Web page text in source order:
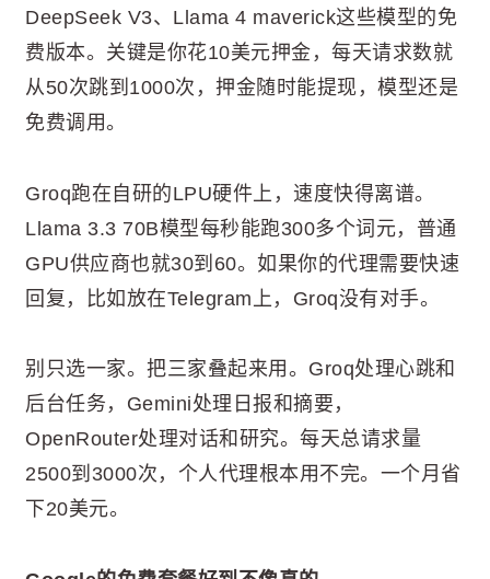
DeepSeek V3、Llama 4 maverick这些模型的免
费版本。关键是你花10美元押金，每天请求数就
从50次跳到1000次，押金随时能提现，模型还是
免费调用。
Groq跑在自研的LPU硬件上，速度快得离谱。
Llama 3.3 70B模型每秒能跑300多个词元，普通
GPU供应商也就30到60。如果你的代理需要快速
回复，比如放在Telegram上，Groq没有对手。
别只选一家。把三家叠起来用。Groq处理心跳和
后台任务，Gemini处理日报和摘要，
OpenRouter处理对话和研究。每天总请求量
2500到3000次，个人代理根本用不完。一个月省
下20美元。